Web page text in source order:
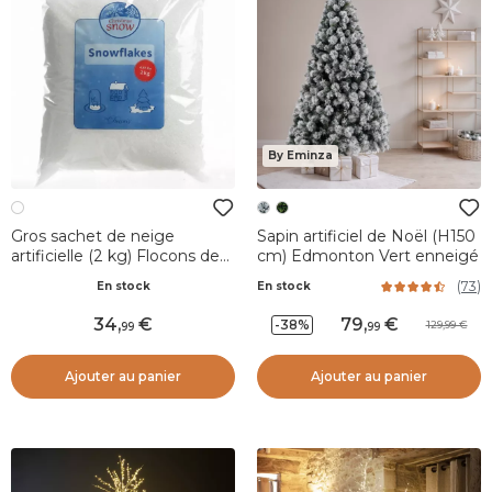
Gros sachet de neige
artificielle (2 kg) Flocons de
En stock
34,99
Ajouter au panier
By Eminza
Sapin artificiel de Noël (H150
cm) Edmonton Vert enneigé
En stock (73)
-38% 79,99 129,99
Ajouter au panier